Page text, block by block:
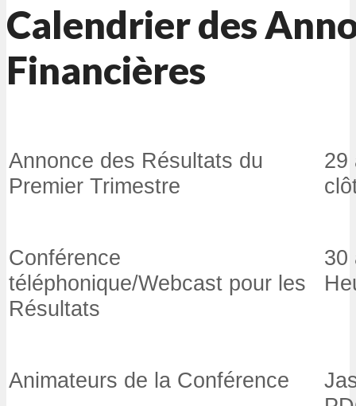
Calendrier des
Financières
Annonce des Résultats du
Premier Trimestre
29
Conférence
téléphonique/Webcast pour les
Résultats
30
Animateurs de la Conférence